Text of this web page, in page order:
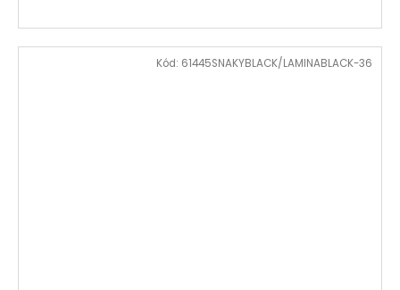
Kód: 61445SNAKYBLACK/LAMINABLACK-36